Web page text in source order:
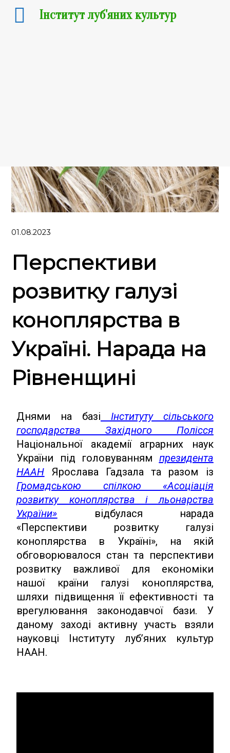
01.08.2023
Перспективи
розвитку галузі
коноплярства в
Україні. Нарада на
Рівненщині
Днями на базі Інституту сільського
господарства Західного Полісся
Національної академії аграрних наук
України під головуванням президента
НААН Ярослава Гадзала та разом із
Громадською спілкою «Асоціація
розвитку коноплярства і льонарства
України» відбулася нарада
«Перспективи розвитку галузі
коноплярства в Україні», на якій
обговорювалося стан та перспективи
розвитку важливої для економіки
нашої країни галузі коноплярства,
шляхи підвищення її ефективності та
врегулювання законодавчої бази. У
даному заході активну участь взяли
науковці Інституту луб’яних культур
НААН.
Інститут луб'яних культур